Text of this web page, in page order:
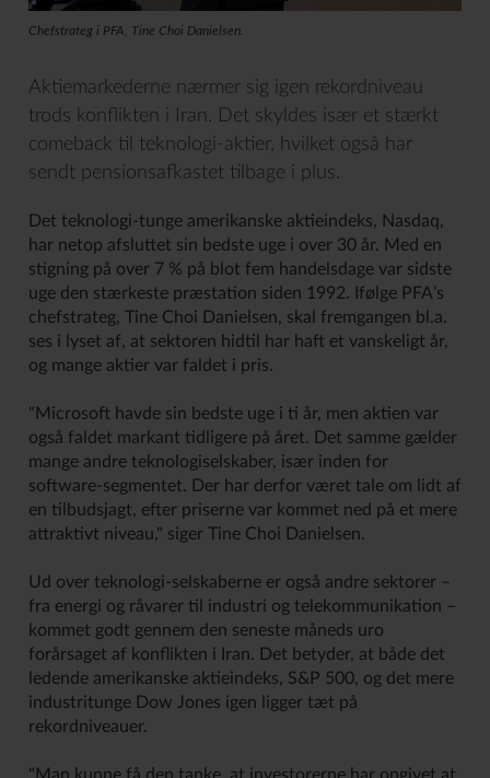
Chefstrateg i PFA, Tine Choi Danielsen.
Aktiemarkederne nærmer sig igen rekordniveau
trods konflikten i Iran. Det skyldes især et stærkt
comeback til teknologi-aktier, hvilket også har
sendt pensionsafkastet tilbage i plus.
Det teknologi-tunge amerikanske aktieindeks, Nasdaq,
har netop afsluttet sin bedste uge i over 30 år. Med en
stigning på over 7 % på blot fem handelsdage var sidste
uge den stærkeste præstation siden 1992. Ifølge PFA’s
chefstrateg, Tine Choi Danielsen, skal fremgangen bl.a.
ses i lyset af, at sektoren hidtil har haft et vanskeligt år,
og mange aktier var faldet i pris.
"Microsoft havde sin bedste uge i ti år, men aktien var
også faldet markant tidligere på året. Det samme gælder
mange andre teknologiselskaber, især inden for
software-segmentet. Der har derfor været tale om lidt af
en tilbudsjagt, efter priserne var kommet ned på et mere
attraktivt niveau," siger Tine Choi Danielsen.
Ud over teknologi-selskaberne er også andre sektorer –
fra energi og råvarer til industri og telekommunikation –
kommet godt gennem den seneste måneds uro
forårsaget af konflikten i Iran. Det betyder, at både det
ledende amerikanske aktieindeks, S&P 500, og det mere
industritunge Dow Jones igen ligger tæt på
rekordniveauer.
"Man kunne få den tanke, at investorerne har opgivet at